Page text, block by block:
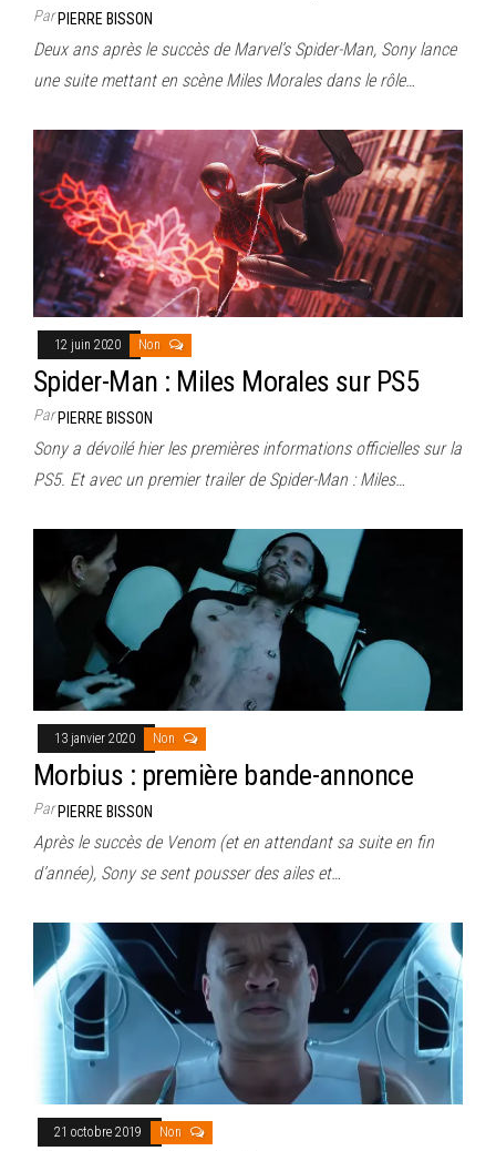
ParPIERRE BISSON
Deux ans après le succès de Marvel’s Spider-Man, Sony lance
une suite mettant en scène Miles Morales dans le rôle…
12 juin 2020 Non
Spider-Man : Miles Morales sur PS5
ParPIERRE BISSON
Sony a dévoilé hier les premières informations officielles sur la
PS5. Et avec un premier trailer de Spider-Man : Miles…
13 janvier 2020 Non
Morbius : première bande-annonce
ParPIERRE BISSON
Après le succès de Venom (et en attendant sa suite en fin
d’année), Sony se sent pousser des ailes et…
21 octobre 2019 Non